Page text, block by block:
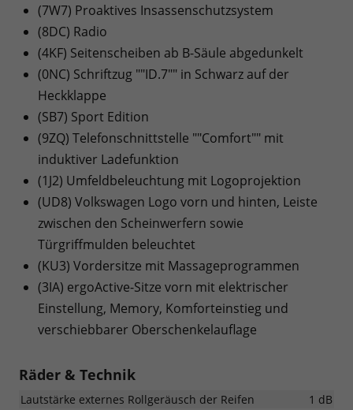
(7W7) Proaktives Insassenschutzsystem
(8DC) Radio
(4KF) Seitenscheiben ab B-Säule abgedunkelt
(0NC) Schriftzug ""ID.7"" in Schwarz auf der
Heckklappe
(SB7) Sport Edition
(9ZQ) Telefonschnittstelle ""Comfort"" mit
induktiver Ladefunktion
(1J2) Umfeldbeleuchtung mit Logoprojektion
(UD8) Volkswagen Logo vorn und hinten, Leiste
zwischen den Scheinwerfern sowie
Türgriffmulden beleuchtet
(KU3) Vordersitze mit Massageprogrammen
(3IA) ergoActive-Sitze vorn mit elektrischer
Einstellung, Memory, Komforteinstieg und
verschiebbarer Oberschenkelauflage
Räder & Technik
Lautstärke externes Rollgeräusch der Reifen
1 dB